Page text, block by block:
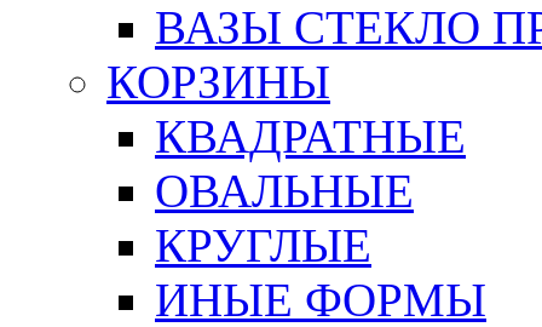
ВАЗЫ СТЕКЛО
КОРЗИНЫ
КВАДРАТНЫЕ
ОВАЛЬНЫЕ
КРУГЛЫЕ
ИНЫЕ ФОРМЫ